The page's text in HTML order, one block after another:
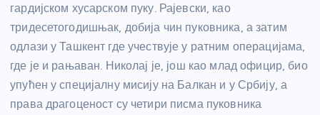
гардијском хусарском пуку. Рајевски, као
тридесетогодишњак, добија чин пуковника, а затим
одлази у Ташкент где учествује у ратним операцијама,
где је и рањаван. Николај је, још као млад официр, био
упућен у специјалну мисију на Балкан и у Србију, а
права драгоценост су четири писма пуковника